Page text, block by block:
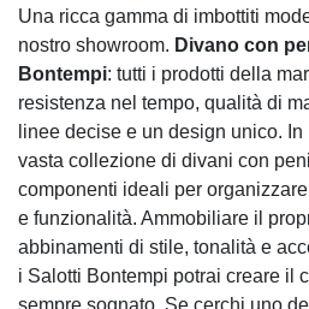
Una ricca gamma di imbottiti
nostro showroom. Divano con
Bontempi: tutti i prodotti della
resistenza nel tempo, qualità di
linee decise e un design unico.
vasta collezione di divani con
componenti ideali per
e funzionalità. Ammobiliare il
abbinamenti di stile, tonalità e
i Salotti Bontempi potrai creare il